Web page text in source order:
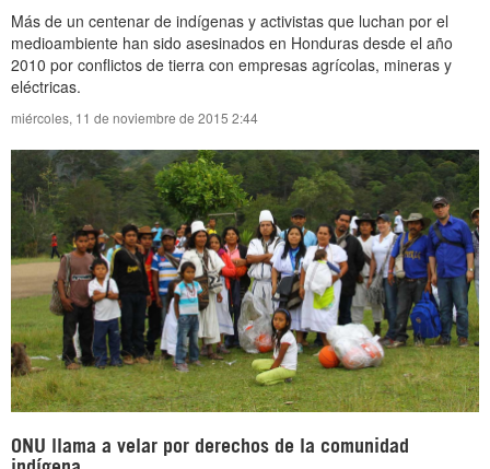
Más de un centenar de indígenas y activistas que luchan por el
medioambiente han sido asesinados en Honduras desde el año
2010 por conflictos de tierra con empresas agrícolas, mineras y
eléctricas.
miércoles, 11 de noviembre de 2015 2:44
ONU llama a velar por derechos de la comunidad
indígena